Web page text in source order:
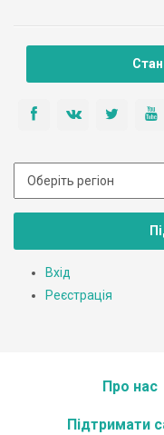
Вхід
Реєстрація
Про нас
Підтримати